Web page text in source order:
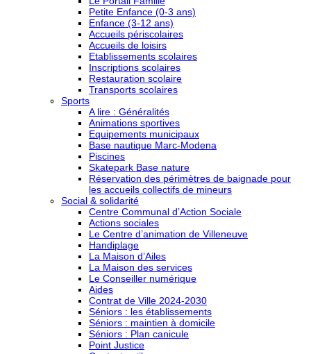
Petite Enfance (0-3 ans)
Enfance (3-12 ans)
Accueils périscolaires
Accueils de loisirs
Etablissements scolaires
Inscriptions scolaires
Restauration scolaire
Transports scolaires
Sports
A lire : Généralités
Animations sportives
Equipements municipaux
Base nautique Marc-Modena
Piscines
Skatepark Base nature
Réservation des périmètres de baignade pour
les accueils collectifs de mineurs
Social & solidarité
Centre Communal d’Action Sociale
Actions sociales
Le Centre d’animation de Villeneuve
Handiplage
La Maison d’Ailes
La Maison des services
Le Conseiller numérique
Aides
Contrat de Ville 2024-2030
Séniors : les établissements
Séniors : maintien à domicile
Séniors : Plan canicule
Point Justice